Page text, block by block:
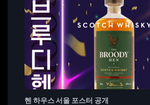
헨 하우스 서울 포스터 공개